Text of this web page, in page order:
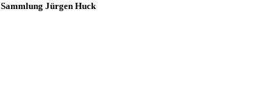
Sammlung Jürgen Huck